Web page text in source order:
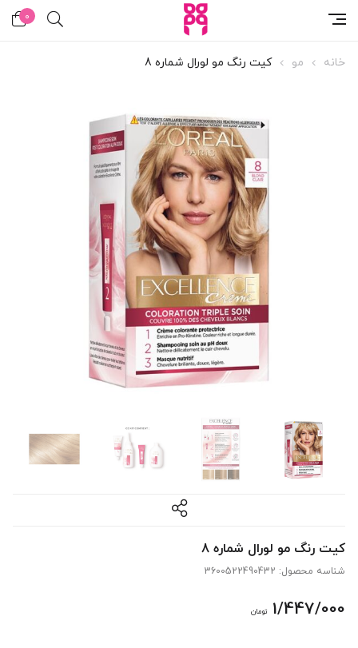
0
خانه مو کیت رنگ مو لورال شماره 8
کیت رنگ مو لورال شماره 8
شناسه محصول: 3600522490432
1/447/000 تومان